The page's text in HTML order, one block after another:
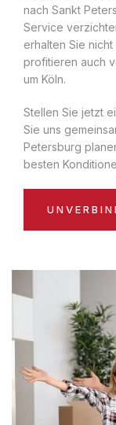
nach Sankt
Service
erhalten Sie nicht
profitieren auch
um Köln.
Stellen Sie jetzt
Sie uns
Petersburg
besten